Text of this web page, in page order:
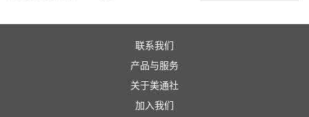
联系我们
产品与服务
关于美通社
加入我们